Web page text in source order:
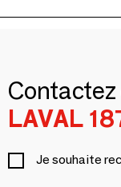
LAVAL
Je souhaite